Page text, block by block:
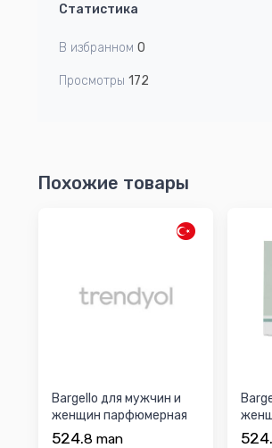
Статистика
В избранном 0
Просмотры 172
Похожие товары
Bargello для мужчин и
женщин парфюмерная
вода
524.8 man
вода